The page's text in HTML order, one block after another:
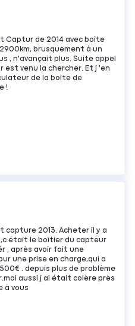
Captur de 2014 avec boîte
brusquement à un
, n'avançait plus. Suite appel
est venu la chercher. Et j 'en
de la boîte de
!
capture 2013. Acheter il y a
,c était le boîtier du capteur
, après avoir fait une
une prise en charge,qui a
. depuis plus de problème
aussi j ai était colère près
à vous